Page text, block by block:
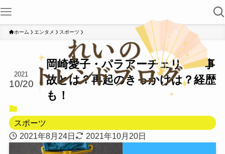
ホーム エンタメ スポーツ
岡崎愛子・パラアーチェリー・事
故とは？再起のきっかけは？経歴
も！
2021
10/20
スポーツ
2021年8月24日
2021年10月20日